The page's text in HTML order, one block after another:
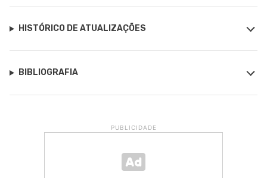
HISTÓRICO DE ATUALIZAÇÕES
BIBLIOGRAFIA
PUBLICIDADE